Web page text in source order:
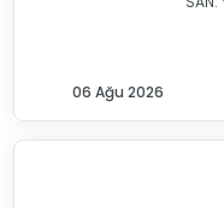
06 Ağu 2026